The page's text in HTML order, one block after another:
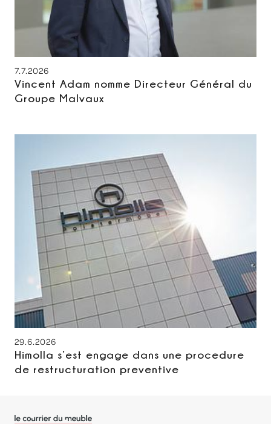
7.7.2026
Vincent Adam nomme Directeur Général du
Groupe Malvaux
29.6.2026
Himolla s’est engage dans une procedure
de restructuration preventive